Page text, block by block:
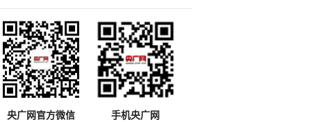
央广网官方微信 手机央广网